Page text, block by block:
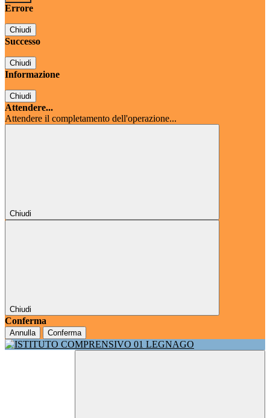
Errore
Chiudi
Successo
Chiudi
Informazione
Chiudi
Attendere...
Attendere il completamento dell'operazione...
Chiudi
Chiudi
Conferma
Annulla Conferma